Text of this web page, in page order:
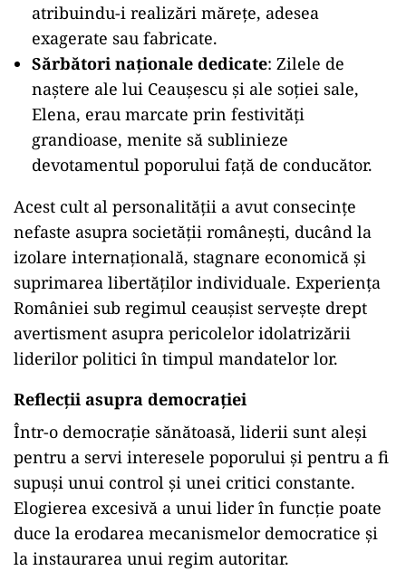
atribuindu-i realizări mărețe, adesea
exagerate sau fabricate.
Sărbători naționale dedicate: Zilele de
naștere ale lui Ceaușescu și ale soției sale,
Elena, erau marcate prin festivități
grandioase, menite să sublinieze
devotamentul poporului față de conducător.
Acest cult al personalității a avut consecințe
nefaste asupra societății românești, ducând la
izolare internațională, stagnare economică și
suprimarea libertăților individuale. Experiența
României sub regimul ceaușist servește drept
avertisment asupra pericolelor idolatrizării
liderilor politici în timpul mandatelor lor.​
Reflecții asupra democrației
Într-o democrație sănătoasă, liderii sunt aleși
pentru a servi interesele poporului și pentru a fi
supuși unui control și unei critici constante.
Elogierea excesivă a unui lider în funcție poate
duce la erodarea mecanismelor democratice și
la instaurarea unui regim autoritar.